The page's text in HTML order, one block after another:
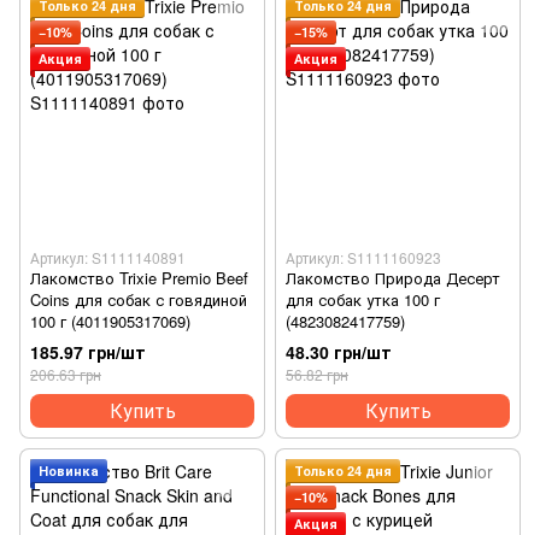
Только 24 дня
−10%
Акция
Артикул: S1111140891
Лакомство Trixie Premio Beef
Coins для собак с говядиной
100 г (4011905317069)
185.97 грн/шт
206.63 грн
Купить
Только 24 дня
−15%
Акция
Артикул: S1111160923
Лакомство Природа Десерт
для собак утка 100 г
(4823082417759)
48.30 грн/шт
56.82 грн
Купить
Новинка
Только 24 дня
−10%
Акция